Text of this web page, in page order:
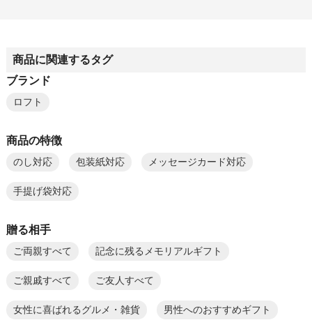
商品に関連するタグ
ブランド
ロフト
商品の特徴
のし対応 包装紙対応 メッセージカード対応
手提げ袋対応
贈る相手
ご両親すべて 記念に残るメモリアルギフト
ご親戚すべて ご友人すべて
女性に喜ばれるグルメ・雑貨 男性へのおすすめギフト